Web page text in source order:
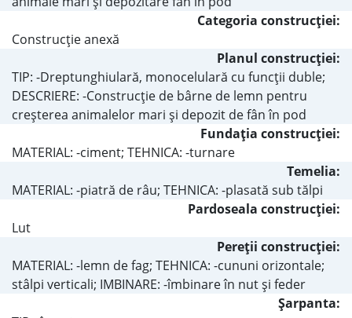
Categoria construcţiei:
Construcţie anexă
Planul construcţiei:
TIP: -Dreptunghiulară, monocelulară cu funcţii duble;
DESCRIERE: -Construcţie de bârne de lemn pentru
creşterea animalelor mari şi depozit de fân în pod
Fundaţia construcţiei:
MATERIAL: -ciment; TEHNICA: -turnare
Temelia:
MATERIAL: -piatră de râu; TEHNICA: -plasată sub tălpi
Pardoseala construcţiei:
Lut
Pereţii construcţiei:
MATERIAL: -lemn de fag; TEHNICA: -cununi orizontale;
stâlpi verticali; IMBINARE: -îmbinare în nut şi feder
Şarpanta: